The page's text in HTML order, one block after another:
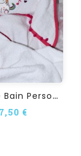
C
Ape De Bain Personnalisée...
€